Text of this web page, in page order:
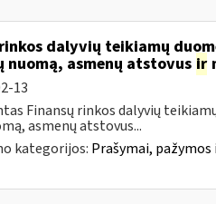
dalyvių teikiamų
asmenų atstovus ir
13
Finansų rinkos dalyvių
asmenų atstovus...
kategorijos: Prašymai,